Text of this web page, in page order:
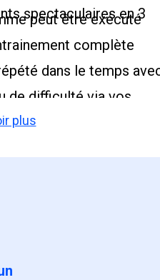
spectaculaires en 3
peut être exécuté
complète
dans le temps
de difficulté via vos
plus de temps et
plus